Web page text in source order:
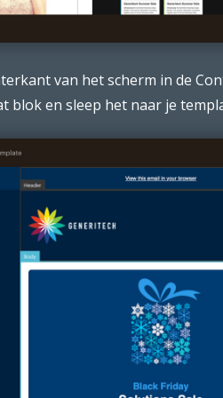
van het scherm in de
blok en sleep het naar je